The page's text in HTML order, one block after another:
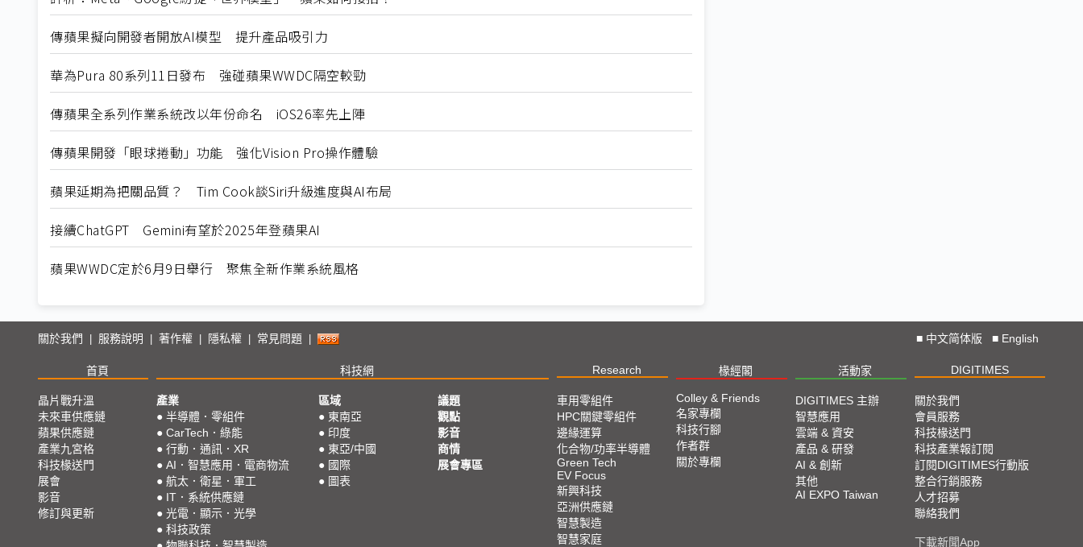
傳蘋果擬向開發者開放AI模型 提升產品吸引力
華為Pura 80系列11日發布 強碰蘋果WWDC隔空較勁
傳蘋果全系列作業系統改以年份命名 iOS26率先上陣
傳蘋果開發「眼球捲動」功能 強化Vision Pro操作體驗
蘋果延期為把關品質？ Tim Cook談Siri升級進度與AI布局
接續ChatGPT Gemini有望於2025年登蘋果AI
蘋果WWDC定於6月9日舉行 聚焦全新作業系統風格
關於我們 服務說明 著作權 隱私權 常見問題 ■ 中文简体版 ■ English
首頁 科技網 Research 椽經閣 活動家 DIGITIMES
晶片戰升溫
未來車供應鏈
蘋果供應鏈
產業九宮格
科技椽送門
展會
影音
修訂與更新
產業
● 半導體．零組件
● CarTech．綠能
● 行動．通訊．XR
● AI．智慧應用．電商物流
● 航太．衛星．軍工
● IT．系統供應鏈
● 光電．顯示．光學
● 科技政策
區域
● 東南亞
● 印度
● 東亞/中國
● 國際
● 圖表
議題
觀點
影音
商情
展會專區
車用零組件
HPC關鍵零組件
邊緣運算
化合物/功率半導體
Green Tech
EV Focus
新興科技
亞洲供應鏈
智慧製造
智慧家庭
Colley & Friends
名家專欄
科技行腳
作者群
關於專欄
DIGITIMES 主辦
智慧應用
雲端 & 資安
產品 & 研發
AI & 創新
其他
AI EXPO Taiwan
關於我們
會員服務
科技椽送門
科技產業報訂閱
訂閱DIGITIMES行動版
整合行銷服務
人才招募
聯絡我們
下載新聞App